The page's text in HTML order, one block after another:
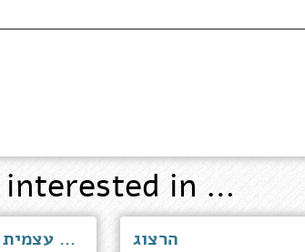
interested in …
אומנות ראיית הדברים - מסות עזרה עצמית עבור חכמים הרצוג